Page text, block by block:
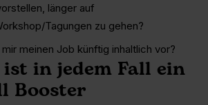
länger auf
Tagungen zu gehen?
meinen Job künftig inhaltlich vor?
in jedem Fall ein
Booster